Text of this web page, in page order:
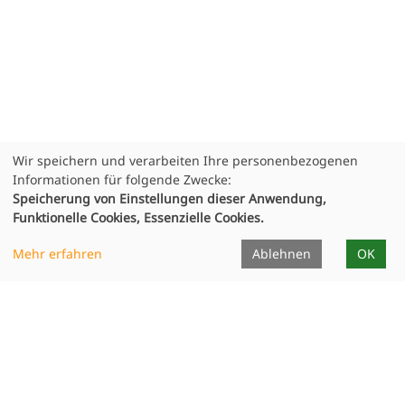
Infocenter
Wir speichern und verarbeiten Ihre personenbezogenen
Informationen für folgende Zwecke:
Speicherung von Einstellungen dieser Anwendung,
Funktionelle Cookies, Essenzielle Cookies.
Mehr erfahren Ablehnen OK